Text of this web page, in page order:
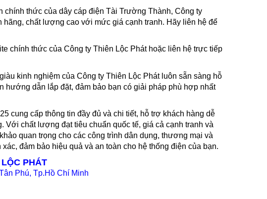
chính thức của dây cáp điện Tài Trường Thành, Công ty
hãng, chất lượng cao với mức giá cạnh tranh. Hãy liên hệ để
chính thức của Công ty Thiên Lộc Phát hoặc liên hệ trực tiếp
kinh nghiệm của Công ty Thiên Lộc Phát luôn sẵn sàng hỗ
dẫn lắp đặt, đảm bảo bạn có giải pháp phù hợp nhất
cung cấp thông tin đầy đủ và chi tiết, hỗ trợ khách hàng dễ
chất lượng đạt tiêu chuẩn quốc tế, giá cả cạnh tranh và
quan trọng cho các công trình dân dụng, thương mại và
đảm bảo hiệu quả và an toàn cho hệ thống điện của bạn.
PHÁT
Phú, Tp.Hồ Chí Minh